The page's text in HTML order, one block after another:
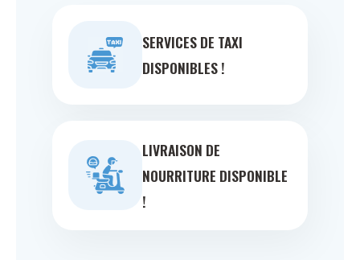
SERVICES DE TAXI
DISPONIBLES !
LIVRAISON DE
NOURRITURE DISPONIBLE
!